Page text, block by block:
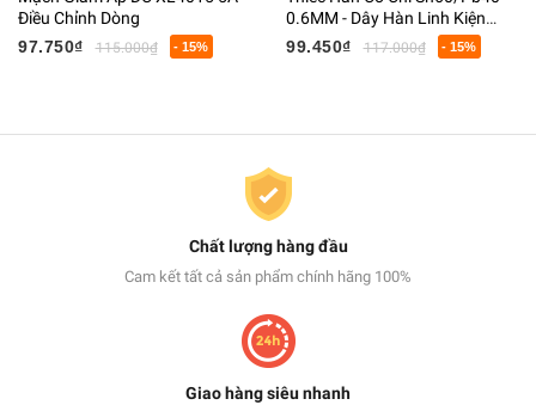
Điều Chỉnh Dòng
97.750₫
115.000₫ - 15%
0.6MM - Dây Hàn Linh Kiện
Điện Tử Có Lõi Flux
99.450₫ 117.000₫ - 15%
Chất lượng hàng đầu
Cam kết tất cả sản phẩm chính hãng 100%
Giao hàng siêu nhanh